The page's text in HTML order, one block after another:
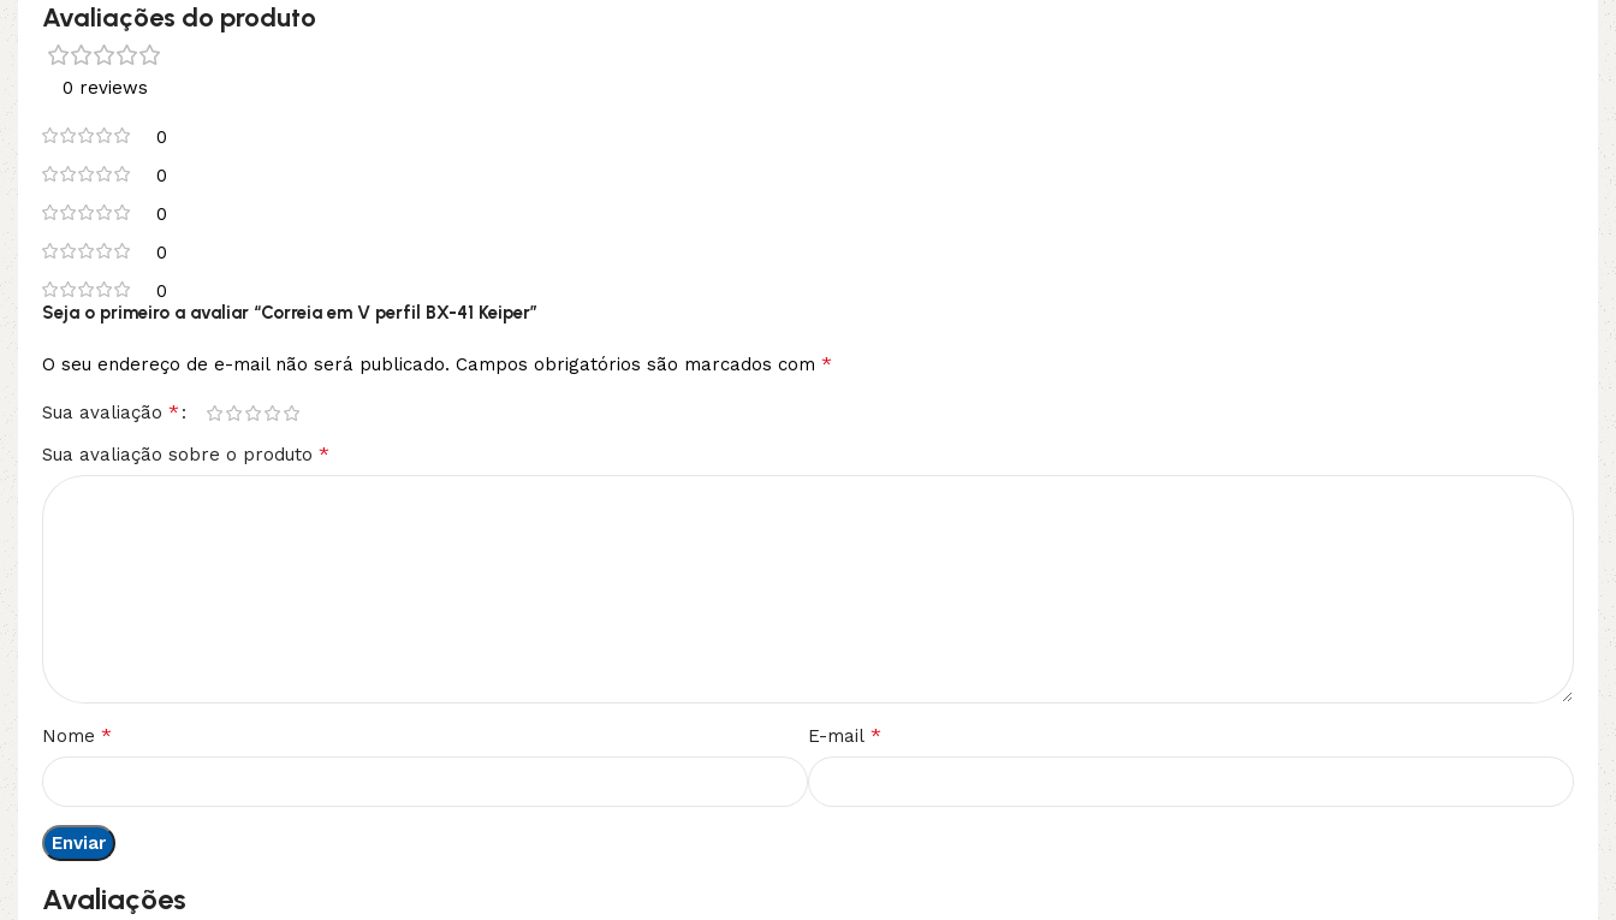
Avaliações do produto
0 reviews
0
0
0
0
0
Avaliações
Seja o primeiro a avaliar “Correia em V perfil BX-41 Keiper”
O seu endereço de e-mail não será publicado. Campos obrigatórios são marcados com *
Sua avaliação *
Sua avaliação sobre o produto *
Nome * E-mail *